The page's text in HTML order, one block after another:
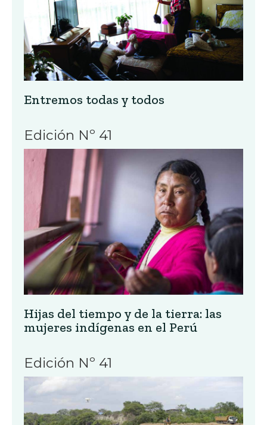
Entremos todas y todos
Edición Nº 41
Hijas del tiempo y de la tierra: las
mujeres indígenas en el Perú
Edición Nº 41